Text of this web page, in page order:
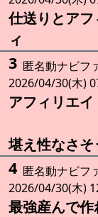
仕送りとア
ィ
3 匿名動ナビフ
2026/04/30(木)
アフィリエ
堪え性なさそ
4 匿名動ナビフ
2026/04/30(木)
最強産んで